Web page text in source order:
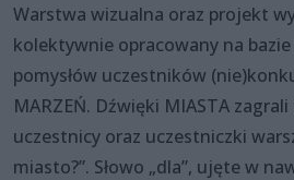
Warstwa wizualna oraz projekt
kolektywnie opracowany na
pomysłów uczestników
MARZEŃ. Dźwięki MIASTA
uczestnicy oraz uczestniczki
miasto?”. Słowo „dla”, ujęte w